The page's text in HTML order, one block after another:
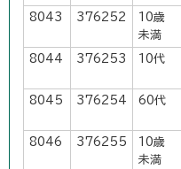
8043 376252
10歳
未満
8044 376253 10代
8045 376254 60代
8046 376255
10歳
未満